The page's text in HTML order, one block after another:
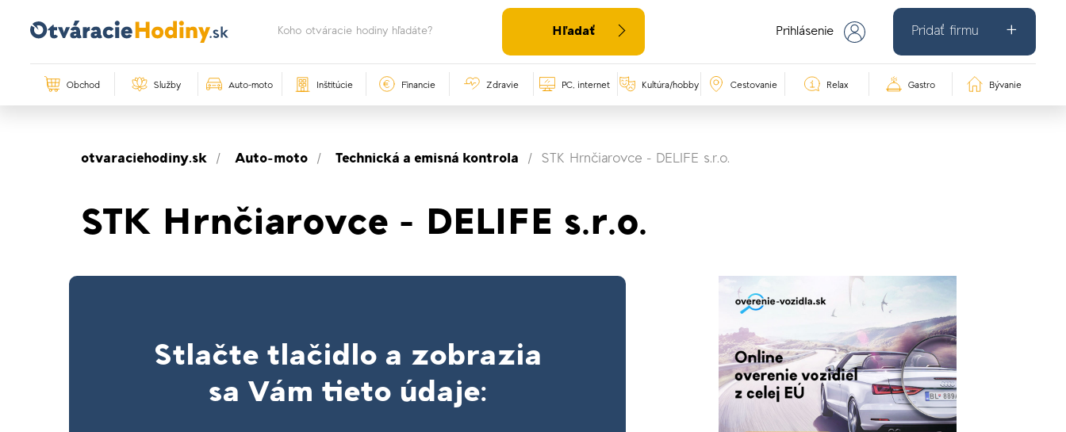
Hľadať Prihlásenie Pridať firmu
Obchod Služby Auto-moto Inštitúcie Financie Zdravie PC, internet Kultúra/hobby Cestovanie Relax Gastro Bývanie
otvaraciehodiny.sk Auto-moto Technická a emisná kontrola STK Hrnčiarovce - DELIFE s.r.o.
STK Hrnčiarovce - DELIFE s.r.o.
Stlačte tlačidlo a zobrazia
sa Vám tieto údaje: